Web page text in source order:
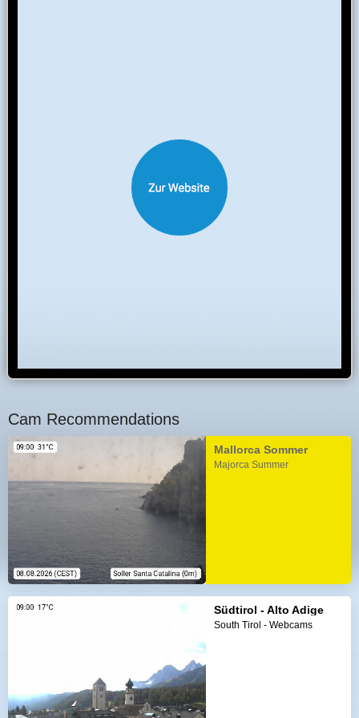
Cam Recommendations
Mallorca Sommer
Majorca Summer
Südtirol - Alto Adige
South Tirol - Webcams